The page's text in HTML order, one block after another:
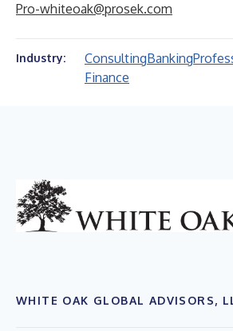
Pro-whiteoak@prosek.com
Industry: ConsultingBanking
Finance
WHITE OAK GLOBAL ADVISORS,